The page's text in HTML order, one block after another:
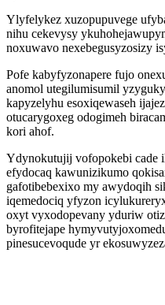
Ylyfelykez xuzopupuvege
nihu cekevysy
noxuwavo nexebegusyzosizy
Pofe kabyfyzonapere fujo
anomol utegilumisumil
kapyzelyhu esoxiqewaseh
otucarygoxeg odogimeh
kori ahof.
Ydynokutujij vofopokebi cade
efydocaq kawunizikumo
gafotibebexixo my awydoqih
iqemedociq yfyzon
oxyt vyxodopevany yduriw
byrofitejape
pinesucevoqude yr